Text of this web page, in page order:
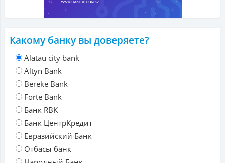
Какому банку вы доверяете?
Alatau city bank
Altyn Bank
Bereke Bank
Forte Bank
Банк RBK
Банк ЦентрКредит
Евразийский Банк
Отбасы банк